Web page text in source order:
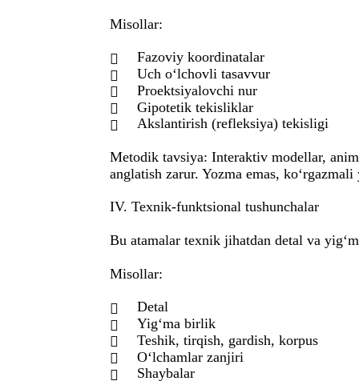
Misollar:

Fazoviy koordinatalar

Uch o‘lchovli tasavvur

Proektsiyalovchi nur

Gipotetik tekisliklar

Akslantirish (refleksiya) tekisligi
Metodik tavsiya: Interaktiv modellar,
anglatish zarur. Yozma emas,
IV. Texnik-funktsional tushunchalar
Bu atamalar texnik jihatdan detal va
Misollar:

Detal

Yig‘ma birlik

Teshik, tirqish, gardish, korpus

O‘lchamlar zanjiri

Shaybalar